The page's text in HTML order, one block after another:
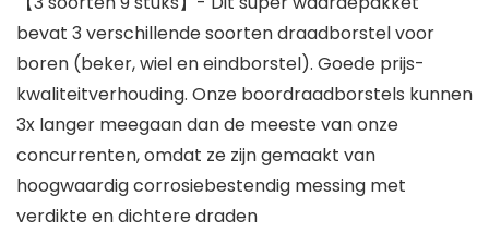
bevat 3 verschillende soorten draadborstel voor
boren (beker, wiel en eindborstel). Goede prijs-
kwaliteitverhouding. Onze boordraadborstels kunnen
3x langer meegaan dan de meeste van onze
concurrenten, omdat ze zijn gemaakt van
hoogwaardig corrosiebestendig messing met
verdikte en dichtere draden